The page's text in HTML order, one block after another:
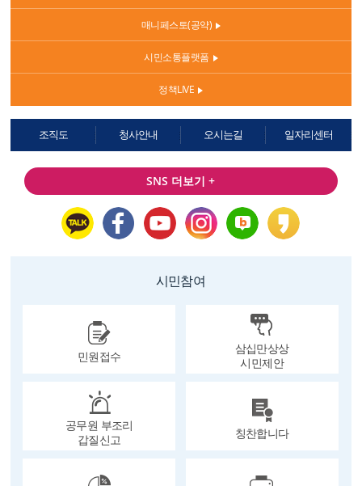
매니페스토(공약)
시민소통플랫폼
정책LIVE
조직도 청사안내 오시는길 일자리센터
SNS 더보기 +
시민참여
민원접수
삼십만상상
시민제안
공무원 부조리
갑질신고
칭찬합니다